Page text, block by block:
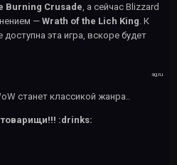
Burning Crusade , а сейчас Blizzard
— Wrath of the Lich King . К
эта игра, вскоре будет
ag.ru
станет классикой жанра..
:drinks: